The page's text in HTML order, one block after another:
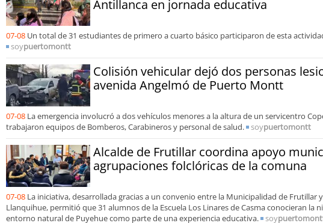
Antillanca en jornada educativa
07-08 Un total de 31 estudiantes de primero a cuarto básico participaron de esta
soypuertomontt
Colisión vehicular dejó dos personas
avenida Angelmó de Puerto Montt
07-08 La emergencia involucró a dos vehículos menores a la altura de un servicentro
trabajaron equipos de Bomberos, Carabineros y personal de salud.
soypuertomontt
Alcalde de Frutillar coordina apoyo
agrupaciones folclóricas de la comuna
07-08 La iniciativa, desarrollada gracias a un convenio entre la Municipalidad de Frutillar y
Llanquihue, permitió que 31 alumnos de la Escuela Los Linares de Casma conocieran la
entorno natural de Puyehue como parte de una experiencia educativa.
soy